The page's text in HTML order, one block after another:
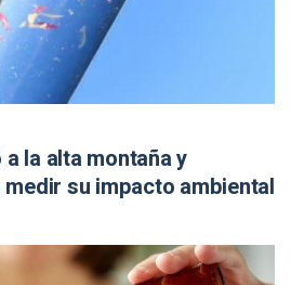
la alta montaña y
su impacto ambiental